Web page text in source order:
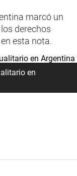
marcó un
derechos
esta nota.
en